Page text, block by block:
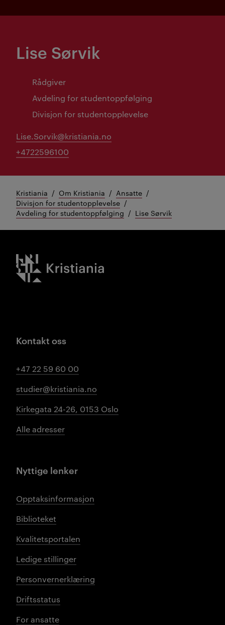
Lise Sørvik
Rådgiver
Avdeling for studentoppfølging
Divisjon for studentopplevelse
Lise.Sorvik@kristiania.no
+4722596100
Kristiania Om Kristiania
Ansatte
Divisjon for studentopplevelse
Avdeling for studentoppfølging
Lise Sørvik
Kristiania logo
Kontakt oss
+47 22 59 60 00
studier@kristiania.no
Kirkegata 24-26, 0153 Oslo
Alle adresser
Nyttige lenker
Opptaksinformasjon
Biblioteket
Kvalitetsportalen
Ledige stillinger
Personvernerklæring
Driftsstatus
For ansatte